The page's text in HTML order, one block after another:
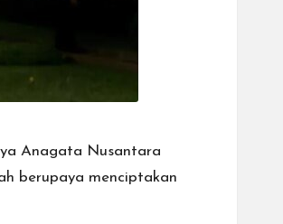
Anagata Nusantara
berupaya menciptakan